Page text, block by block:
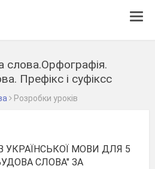
слова.Орфографія.
Префікс і суфіксс
Розробки уроків
УКРАЇНСЬКОЇ МОВИ ДЛЯ 5
СЛОВА" ЗА